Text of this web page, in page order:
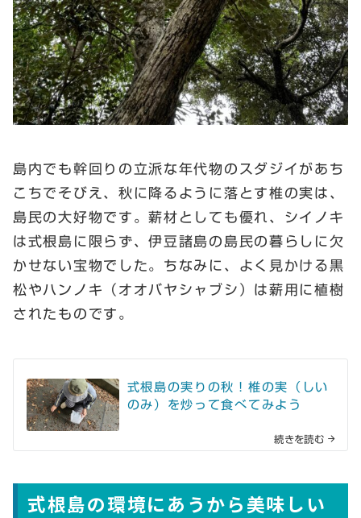
島内でも幹回りの立派な年代物のスダジイがあち
こちでそびえ、秋に降るように落とす椎の実は、
島民の大好物です。薪材としても優れ、シイノキ
は式根島に限らず、伊豆諸島の島民の暮らしに欠
かせない宝物でした。ちなみに、よく見かける黒
松やハンノキ（オオバヤシャブシ）は薪用に植樹
されたものです。
式根島の実りの秋！椎の実（しい
のみ）を炒って食べてみよう
続きを読む
式根島の環境にあうから美味しい